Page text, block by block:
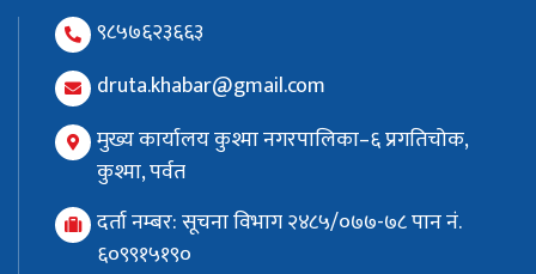
९८५७६२३६६३
druta.khabar@gmail.com
मुख्य कार्यालय कुश्मा नगरपालिका–६ प्रगतिचोक,
कुश्मा, पर्वत
दर्ता नम्बर: सूचना विभाग २४८५/०७७-७८ पान नं.
६०९९१५१९०